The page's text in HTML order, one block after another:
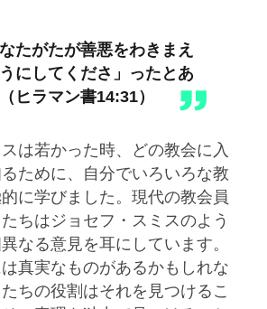
なたがたが善悪をわきまえ
にしてくださ」ったとあ
ヒラマン書14:31）
は若かった時、どの教会に入
ために、自分でいろいろな教
に学びました。現代の教会員
ちはジョセフ・スミスのよう
なる意見を耳にしています。
真実なものがあるかもしれな
ちの役割はそれを見つけるこ